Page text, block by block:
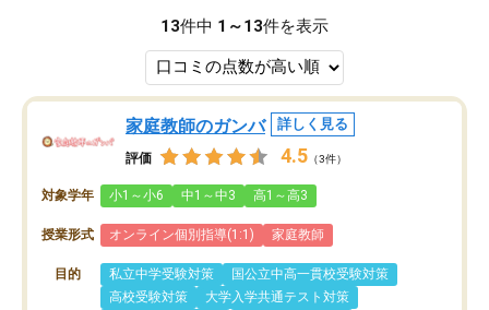
13件中 1～13件を表示
家庭教師のガンバ 詳しく見る
評価 4.5 （3件）
対象学年 小1～小6 中1～中3 高1～高3
授業形式 オンライン個別指導(1:1) 家庭教師
目的 私立中学受験対策
国公立中高一貫校受験対策
高校受験対策
大学入学共通テスト対策